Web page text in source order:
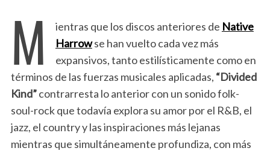
M ientras que los discos anteriores de Native
Harrowse han vuelto cada vez más
expansivos, tanto estilísticamente como en
términos de las fuerzas musicales aplicadas, “Divided
Kind”contrarresta lo anterior con un sonido folk-
soul-rock que todavía explora su amor por el R&B, el
jazz, el country y las inspiraciones más lejanas
mientras que simultáneamente profundiza, con más